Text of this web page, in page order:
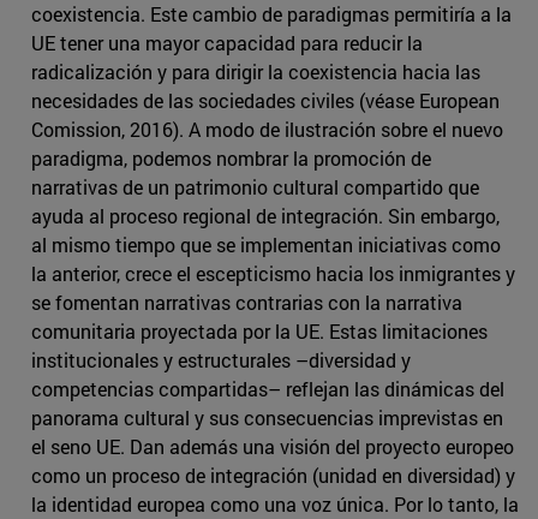
coexistencia. Este cambio de paradigmas permitiría a la
UE tener una mayor capacidad para reducir la
radicalización y para dirigir la coexistencia hacia las
necesidades de las sociedades civiles (véase European
Comission, 2016). A modo de ilustración sobre el nuevo
paradigma, podemos nombrar la promoción de
narrativas de un patrimonio cultural compartido que
ayuda al proceso regional de integración. Sin embargo,
al mismo tiempo que se implementan iniciativas como
la anterior, crece el escepticismo hacia los inmigrantes y
se fomentan narrativas contrarias con la narrativa
comunitaria proyectada por la UE. Estas limitaciones
institucionales y estructurales –diversidad y
competencias compartidas– reflejan las dinámicas del
panorama cultural y sus consecuencias imprevistas en
el seno UE. Dan además una visión del proyecto europeo
como un proceso de integración (unidad en diversidad) y
la identidad europea como una voz única. Por lo tanto, la